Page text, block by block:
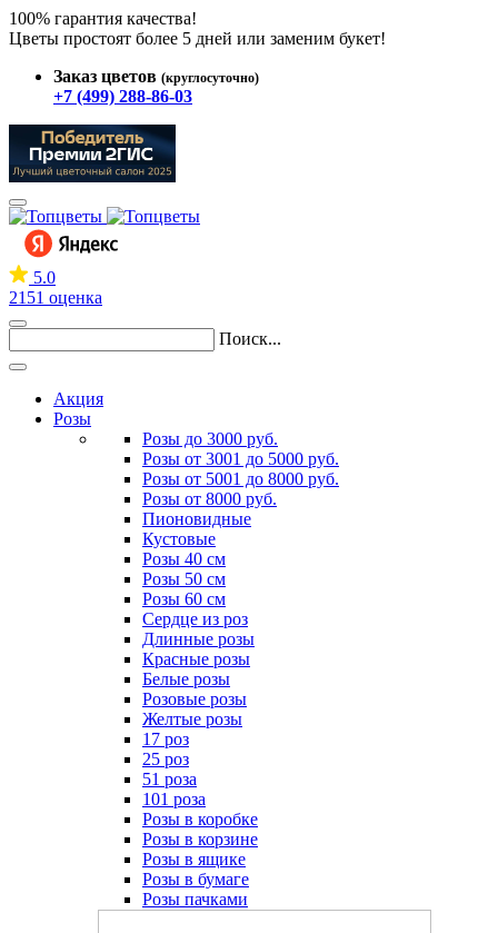
100% гарантия качества!
Цветы простоят более 5 дней или заменим букет!
Заказ цветов (круглосуточно)
+7 (499) 288-86-03
5.0
2151 оценка
Поиск...
Акция
Розы
Розы до 3000 руб.
Розы от 3001 до 5000 руб.
Розы от 5001 до 8000 руб.
Розы от 8000 руб.
Пионовидные
Кустовые
Розы 40 см
Розы 50 см
Розы 60 см
Сердце из роз
Длинные розы
Красные розы
Белые розы
Розовые розы
Желтые розы
17 роз
25 роз
51 роза
101 роза
Розы в коробке
Розы в корзине
Розы в ящике
Розы в бумаге
Розы пачками